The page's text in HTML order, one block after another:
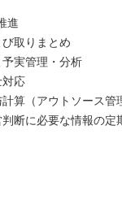
進
取りまとめ
実管理・分析
対応
算（アウトソース管
断に必要な情報の定